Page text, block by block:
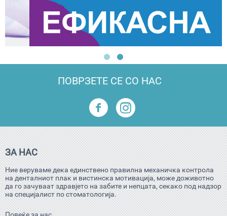
ПОВРЗЕТЕ СЕ СО НАС
ЗА НАС
Ние веруваме дека единствено правилна механичка контрола
на денталниот плак и вистинска мотивација, може доживотно
да го зачуваат здравјето на забите и непцата, секако под надзор
на специјалист по стоматологија.